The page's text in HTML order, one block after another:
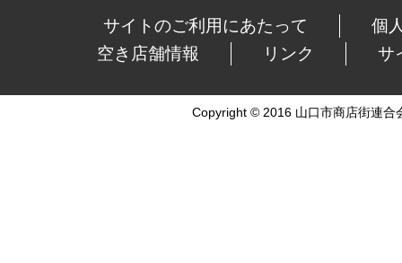
サイトのご利用にあたって
個
空き店舗情報
リンク サ
Copyright © 2016 山口市商店街連合